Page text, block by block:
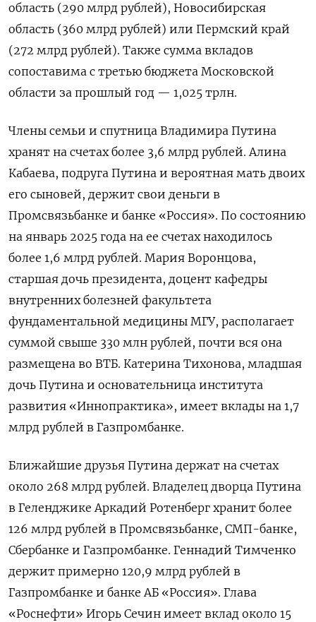
область (290 млрд рублей), Новосибирская
область (360 млрд рублей) или Пермский край
(272 млрд рублей). Также сумма вкладов
сопоставима с третью бюджета Московской
области за прошлый год — 1,025 трлн.
Члены семьи и спутница Владимира Путина
хранят на счетах более 3,6 млрд рублей. Алина
Кабаева, подруга Путина и вероятная мать двоих
его сыновей, держит свои деньги в
Промсвязьбанке и банке «Россия». По состоянию
на январь 2025 года на ее счетах находилось
более 1,6 млрд рублей. Мария Воронцова,
старшая дочь президента, доцент кафедры
внутренних болезней факультета
фундаментальной медицины МГУ, располагает
суммой свыше 330 млн рублей, почти вся она
размещена во ВТБ. Катерина Тихонова, младшая
дочь Путина и основательница института
развития «Иннопрактика», имеет вклады на 1,7
млрд рублей в Газпромбанке.
Ближайшие друзья Путина держат на счетах
около 268 млрд рублей. Владелец дворца Путина
в Геленджике Аркадий Ротенберг хранит более
126 млрд рублей в Промсвязьбанке, СМП-банке,
Сбербанке и Газпромбанке. Геннадий Тимченко
держит примерно 120,9 млрд рублей в
Газпромбанке и банке АБ «Россия». Глава
«Роснефти» Игорь Сечин имеет вклад около 15